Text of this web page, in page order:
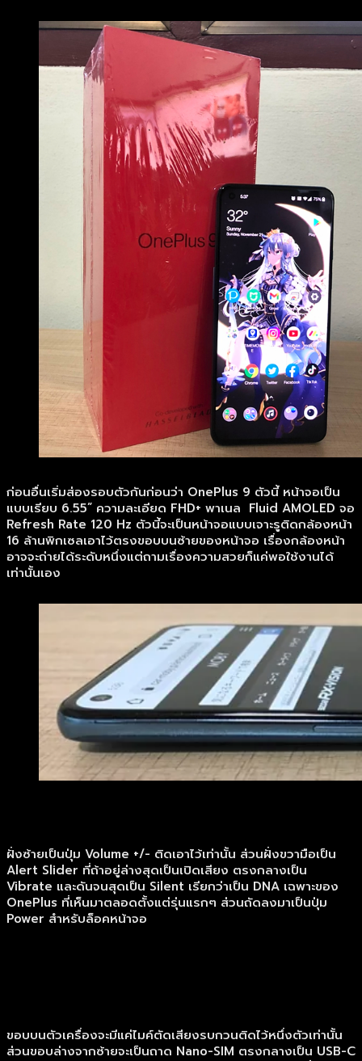
ก่อนอื่นเริ่มส่องรอบตัวกันก่อนว่า OnePlus 9 ตัวนี้ หน้าจอเป็น
แบบเรียบ 6.55” ความละเอียด FHD+ พาเนล Fluid AMOLED จอ
Refresh Rate 120 Hz ตัวนี้จะเป็นหน้าจอแบบเจาะรูติดกล้องหน้า
16 ล้านพิกเซลเอาไว้ตรงขอบบนซ้ายของหน้าจอ เรื่องกล้องหน้า
อาจจะถ่ายได้ระดับหนึ่งแต่ถามเรื่องความสวยก็แค่พอใช้งานได้
เท่านั้นเอง
ฝั่งซ้ายเป็นปุ่ม Volume +/- ติดเอาไว้เท่านั้น ส่วนฝั่งขวามือเป็น
Alert Slider ที่ถ้าอยู่ล่างสุดเป็นเปิดเสียง ตรงกลางเป็น
Vibrate และดันจนสุดเป็น Silent เรียกว่าเป็น DNA เฉพาะของ
OnePlus ที่เห็นมาตลอดตั้งแต่รุ่นแรกๆ ส่วนถัดลงมาเป็นปุ่ม
Power สำหรับล็อคหน้าจอ
ขอบบนตัวเครื่องจะมีแค่ไมค์ตัดเสียงรบกวนติดไว้หนึ่งตัวเท่านั้น
ส่วนขอบล่างจากซ้ายจะเป็นถาด Nano-SIM ตรงกลางเป็น USB-C